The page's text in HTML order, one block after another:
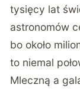
tysięcy lat
astronomów
bo około
to niemal
Mleczną a